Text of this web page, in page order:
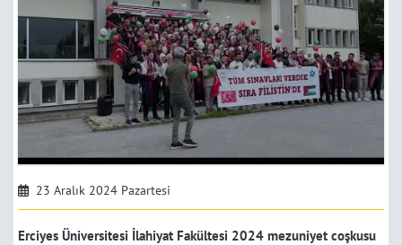
23 Aralık 2024 Pazartesi
Erciyes Üniversitesi İlahiyat Fakültesi 2024 mezuniyet coşkusu